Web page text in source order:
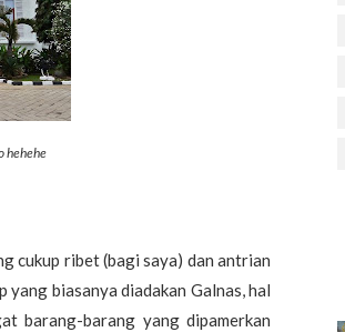
hehehe
cukup ribet (bagi saya) dan antrian
biasanya diadakan Galnas, hal
barang-barang yang dipamerkan